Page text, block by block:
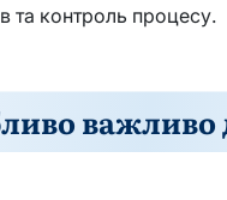
та контроль процесу.
важливо